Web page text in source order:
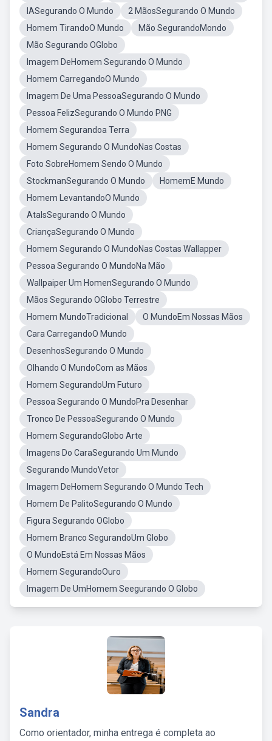
IASegurando O Mundo
2 MãosSegurando O Mundo
Homem TirandoO Mundo
Mão SegurandoMondo
Mão Segurando OGlobo
Imagem DeHomem Segurando O Mundo
Homem CarregandoO Mundo
Imagem De Uma PessoaSegurando O Mundo
Pessoa FelizSegurando O Mundo PNG
Homem Segurandoa Terra
Homem Segurando O MundoNas Costas
Foto SobreHomem Sendo O Mundo
StockmanSegurando O Mundo
HomemE Mundo
Homem LevantandoO Mundo
AtalsSegurando O Mundo
CriançaSegurando O Mundo
Homem Segurando O MundoNas Costas Wallapper
Pessoa Segurando O MundoNa Mão
Wallpaiper Um HomenSegurando O Mundo
Mãos Segurando OGlobo Terrestre
Homem MundoTradicional
O MundoEm Nossas Mãos
Cara CarregandoO Mundo
DesenhosSegurando O Mundo
Olhando O MundoCom as Mãos
Homem SegurandoUm Futuro
Pessoa Segurando O MundoPra Desenhar
Tronco De PessoaSegurando O Mundo
Homem SegurandoGlobo Arte
Imagens Do CaraSegurando Um Mundo
Segurando MundoVetor
Imagem DeHomem Segurando O Mundo Tech
Homem De PalitoSegurando O Mundo
Figura Segurando OGlobo
Homem Branco SegurandoUm Globo
O MundoEstá Em Nossas Mãos
Homem SegurandoOuro
Imagem De UmHomem Seegurando O Globo
Sandra
Como orientador, minha entrega é completa ao